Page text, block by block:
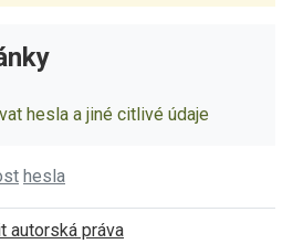
hesla a jiné citlivé údaje
hesla
autorská práva